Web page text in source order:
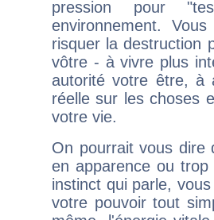
pression pour
environnement.
risquer la destruction
vôtre - à vivre plus
autorité votre être, à
réelle sur les choses
votre vie.
On pourrait vous dire
en apparence ou
instinct qui parle,
votre pouvoir tout